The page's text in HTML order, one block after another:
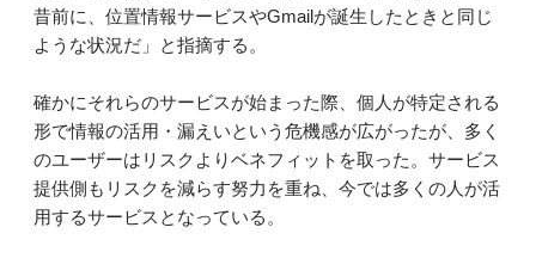
昔前に、位置情報サービスやGmailが誕生したときと同じ
ような状況だ」と指摘する。
確かにそれらのサービスが始まった際、個人が特定される
形で情報の活用・漏えいという危機感が広がったが、多く
のユーザーはリスクよりベネフィットを取った。サービス
提供側もリスクを減らす努力を重ね、今では多くの人が活
用するサービスとなっている。